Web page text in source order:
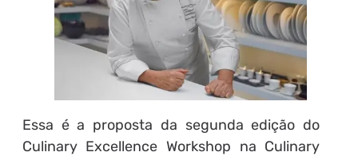
Essa é a proposta da segunda edição do
Culinary Excellence Workshop na Culinary